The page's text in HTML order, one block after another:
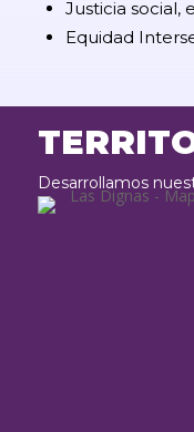
Justicia social,
Equidad
Desarrollamos